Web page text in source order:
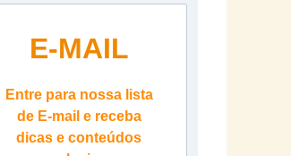
E-MAIL
Entre para nossa lista
de E-mail e receba
dicas e conteúdos